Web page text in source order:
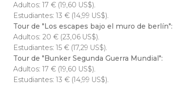
Adultos: 17 € (19,60 US$).
Estudiantes: 13 € (14,99 US$).
Tour de "Los escapes bajo el muro de berlín":
Adultos: 20 € (23,06 US$).
Estudiantes: 15 € (17,29 US$).
Tour de "Bunker Segunda Guerra Mundial":
Adultos: 17 € (19,60 US$).
Estudiantes: 13 € (14,99 US$).